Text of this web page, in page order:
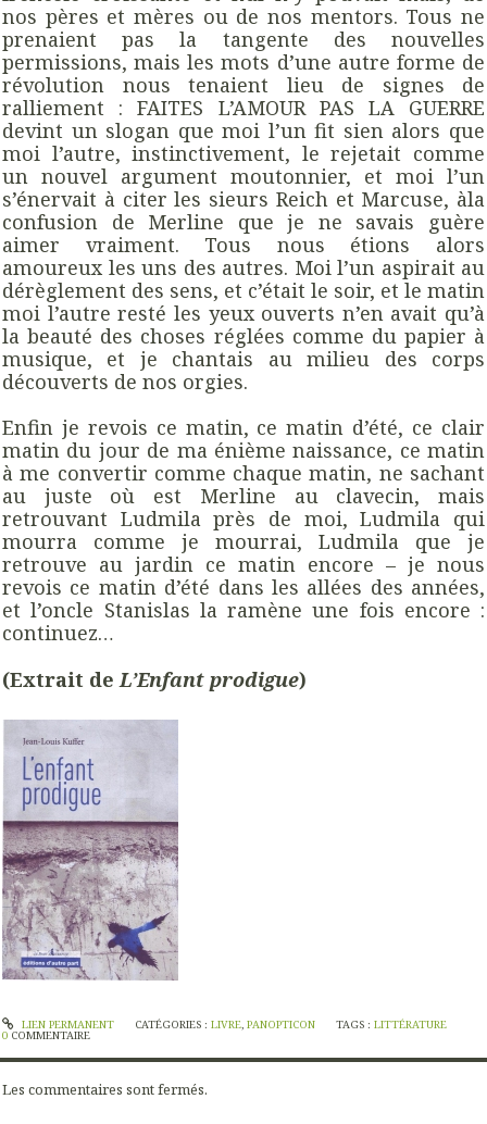
nos pères et mères ou de nos mentors. Tous ne
prenaient pas la tangente des nouvelles
permissions, mais les mots d’une autre forme de
révolution nous tenaient lieu de signes de
ralliement : FAITES L’AMOUR PAS LA GUERRE
devint un slogan que moi l’un fit sien alors que
moi l’autre, instinctivement, le rejetait comme
un nouvel argument moutonnier, et moi l’un
s’énervait à citer les sieurs Reich et Marcuse, àla
confusion de Merline que je ne savais guère
aimer vraiment. Tous nous étions alors
amoureux les uns des autres. Moi l’un aspirait au
dérèglement des sens, et c’était le soir, et le matin
moi l’autre resté les yeux ouverts n’en avait qu’à
la beauté des choses réglées comme du papier à
musique, et je chantais au milieu des corps
découverts de nos orgies.
Enfin je revois ce matin, ce matin d’été, ce clair
matin du jour de ma énième naissance, ce matin
à me convertir comme chaque matin, ne sachant
au juste où est Merline au clavecin, mais
retrouvant Ludmila près de moi, Ludmila qui
mourra comme je mourrai, Ludmila que je
retrouve au jardin ce matin encore – je nous
revois ce matin d’été dans les allées des années,
et l’oncle Stanislas la ramène une fois encore :
continuez…
(Extrait deL’Enfant prodigue)
LIEN PERMANENT CATÉGORIES : LIVRE, PANOPTICON TAGS :LITTÉRATURE
0 COMMENTAIRE
Les commentaires sont fermés.